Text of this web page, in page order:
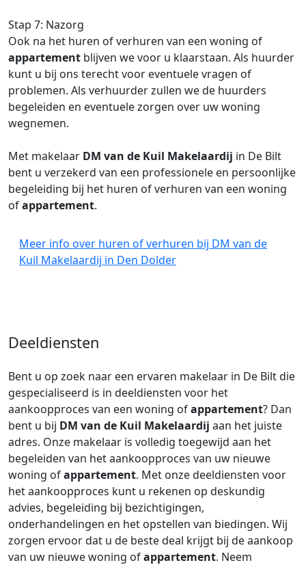
Stap 7: Nazorg
Ook na het huren of verhuren van een woning of
appartement blijven we voor u klaarstaan. Als huurder
kunt u bij ons terecht voor eventuele vragen of
problemen. Als verhuurder zullen we de huurders
begeleiden en eventuele zorgen over uw woning
wegnemen.
Met makelaar DM van de Kuil Makelaardij in De Bilt
bent u verzekerd van een professionele en persoonlijke
begeleiding bij het huren of verhuren van een woning
ofappartement.
Meer info over huren of verhuren bij DM van de
Kuil Makelaardij in Den Dolder
Deeldiensten
Bent u op zoek naar een ervaren makelaar in De Bilt die
gespecialiseerd is in deeldiensten voor het
aankoopproces van een woning ofappartement? Dan
bent u bij DM van de Kuil Makelaardij aan het juiste
adres. Onze makelaar is volledig toegewijd aan het
begeleiden van het aankoopproces van uw nieuwe
woning ofappartement. Met onze deeldiensten voor
het aankoopproces kunt u rekenen op deskundig
advies, begeleiding bij bezichtigingen,
onderhandelingen en het opstellen van biedingen. Wij
zorgen ervoor dat u de beste deal krijgt bij de aankoop
van uw nieuwe woning ofappartement. Neem